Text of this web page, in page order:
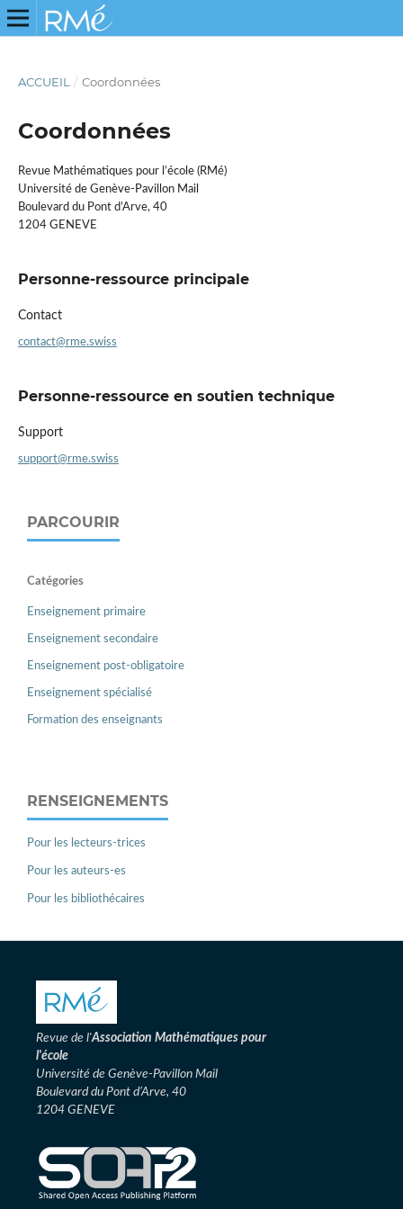
ACCUEIL / Coordonnées
Coordonnées
Revue Mathématiques pour l’école (RMé)
Université de Genève-Pavillon Mail
Boulevard du Pont d’Arve, 40
1204 GENEVE
Personne-ressource principale
Contact
contact@rme.swiss
Personne-ressource en soutien technique
Support
support@rme.swiss
PARCOURIR
Catégories
Enseignement primaire
Enseignement secondaire
Enseignement post-obligatoire
Enseignement spécialisé
Formation des enseignants
RENSEIGNEMENTS
Pour les lecteurs-trices
Pour les auteurs-es
Pour les bibliothécaires
Revue de l'Association Mathématiques pour
l'école
Université de Genève-Pavillon Mail
Boulevard du Pont d’Arve, 40
1204 GENEVE